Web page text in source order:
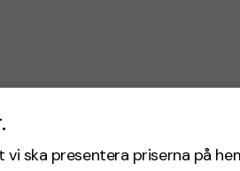
ska presentera priserna på